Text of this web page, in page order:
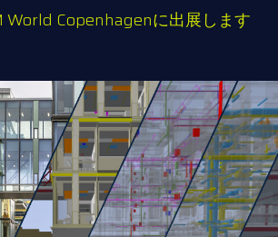
Copenhagenに出展します